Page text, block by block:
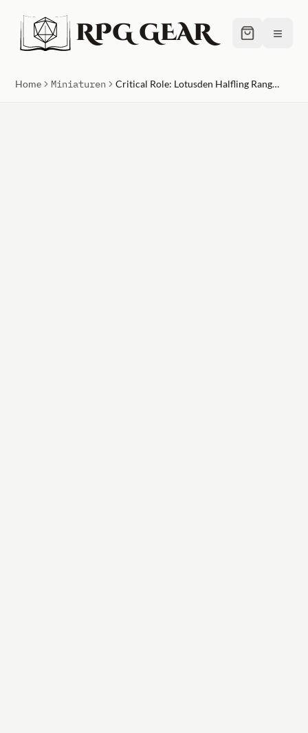
RPG GEAR ≡
Home Miniaturen Critical Role: Lotusden Halfling Ranger Male Unpainted Miniature